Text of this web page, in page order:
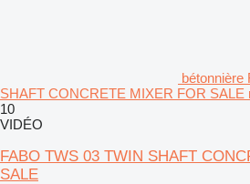
bétonnière
SHAFT CONCRETE MIXER FOR SALE
10
VIDÉO
FABO TWS 03 TWIN SHAFT
SALE